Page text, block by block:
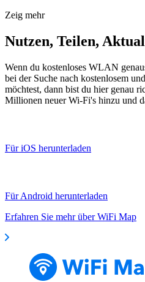
Zeig mehr
Nutzen, Teilen,
Wenn du kostenloses WLAN
bei der Suche nach kostenlosem
möchtest, dann bist du hier genau
Millionen neuer Wi-Fi's hinzu und
Für iOS herunterladen
Für Android herunterladen
Erfahren Sie mehr über WiFi Map